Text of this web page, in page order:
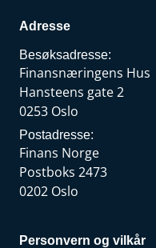
Adresse
Besøksadresse:
Finansnæringens Hus
Hansteens gate 2
0253 Oslo
Postadresse:
Finans Norge
Postboks 2473
0202 Oslo
Personvern og vilkår